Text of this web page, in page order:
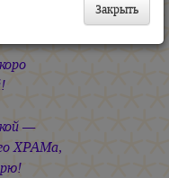
—
ХРАМа,
Закрыть